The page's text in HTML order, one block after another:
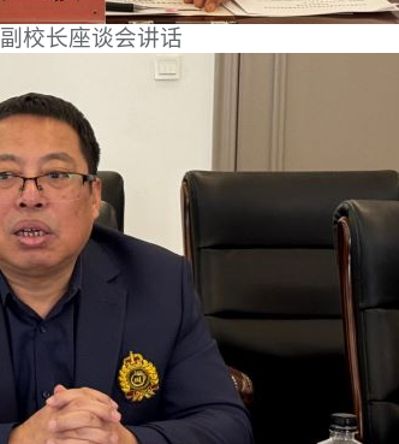
校长座谈会讲话